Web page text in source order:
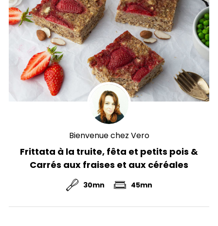
Bienvenue chez Vero
Frittata à la truite, fêta et petits pois &
Carrés aux fraises et aux céréales
30mn 45mn